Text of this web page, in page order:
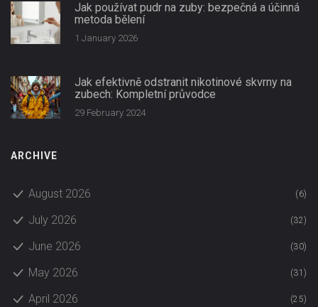
Jak používat pudr na zuby: bezpečná a účinná
metoda bělení
1 January 2026
Jak efektivně odstranit nikotinové skvrny na
zubech: Kompletní průvodce
29 February 2024
ARCHIVE
August 2026 (6)
July 2026 (32)
June 2026 (30)
May 2026 (31)
April 2026 (25)